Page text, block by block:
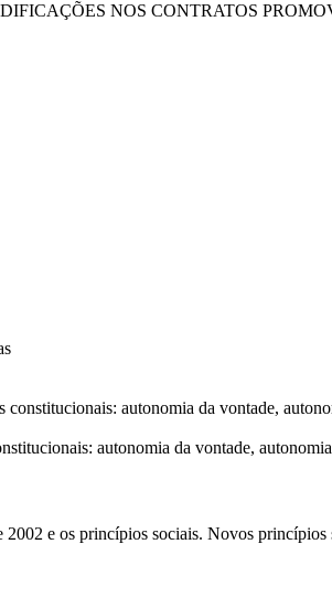
NOS CONTRATOS
constitucionais: autonomia da vontade,
autonomia da vontade,
e os princípios sociais. Novos